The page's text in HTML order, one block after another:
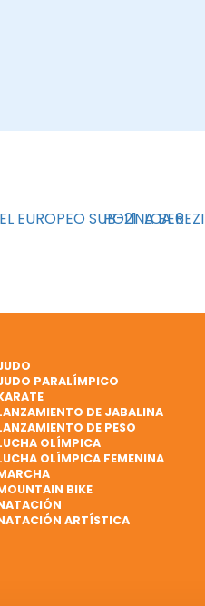
EUROPEO SUB-21 ILCA 6
POLINA
PARALÍMPICO
DE JABALINA
DE PESO
OLÍMPICA
OLÍMPICA FEMENINA
BIKE
ARTÍSTICA